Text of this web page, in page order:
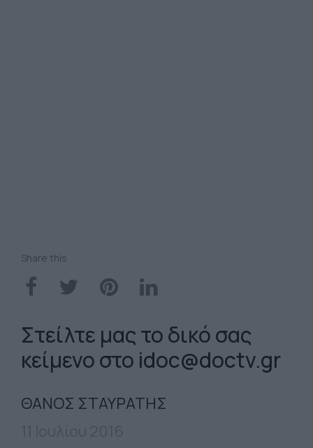
Share this
Στείλτε μας το δικό σας
κείμενο στο idoc@doctv.gr
ΘΑΝΟΣ ΣΤΑΥΡΑΤΗΣ